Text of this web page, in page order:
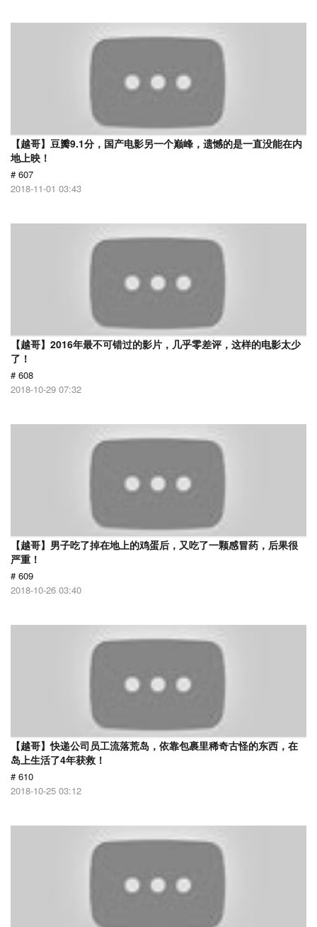
【越哥】豆瓣9.1分，国产电影另一个巅峰，遗憾的是一直没能在内
地上映！
# 607
2018-11-01 03:43
【越哥】2016年最不可错过的影片，几乎零差评，这样的电影太少
了！
# 608
2018-10-29 07:32
【越哥】男子吃了掉在地上的鸡蛋后，又吃了一颗感冒药，后果很
严重！
# 609
2018-10-26 03:40
【越哥】快递公司员工流落荒岛，依靠包裹里稀奇古怪的东西，在
岛上生活了4年获救！
# 610
2018-10-25 03:12